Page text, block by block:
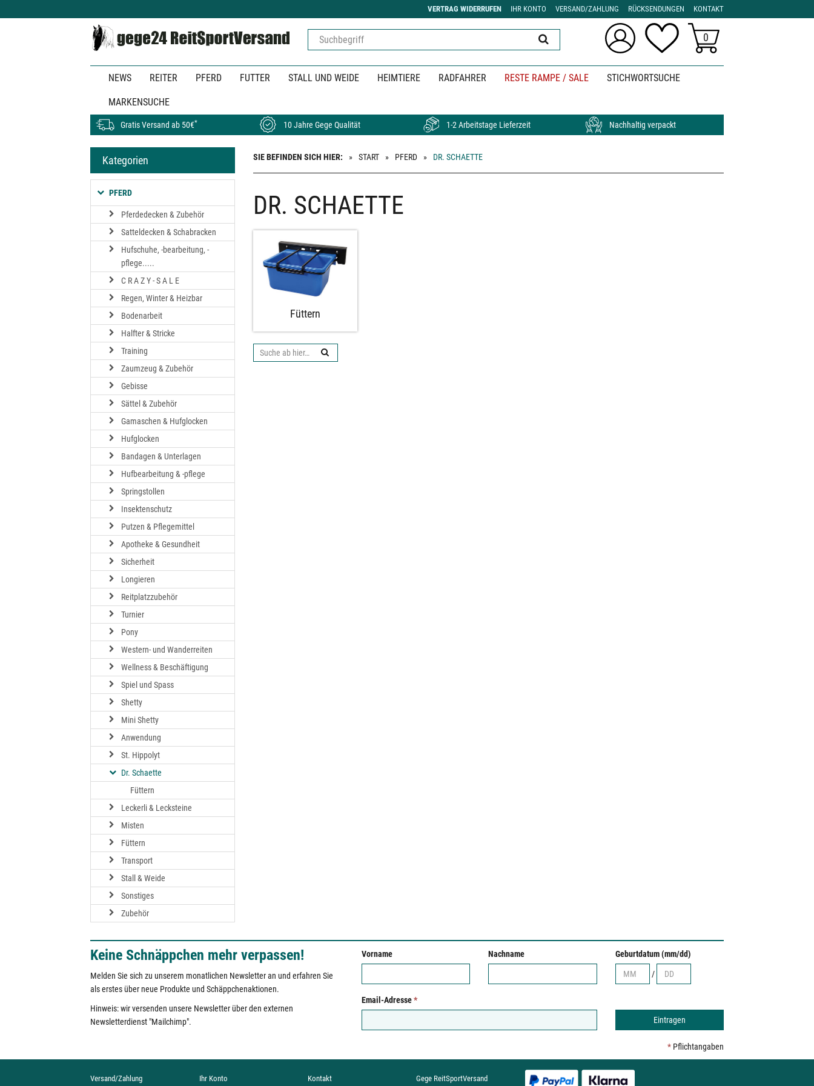
Hauptinhalt
VERTRAG WIDERRUFEN IHR KONTO VERSAND/ZAHLUNG RÜCKSENDUNGEN KONTAKT
0
NEWS REITER PFERD FUTTER STALL UND WEIDE HEIMTIERE RADFAHRER RESTE RAMPE / SALE STICHWORTSUCHE
MARKENSUCHE
Gratis Versand ab 50€* 10 Jahre Gege Qualität 1-2 Arbeitstage Lieferzeit Nachhaltig verpackt
SIE BEFINDEN SICH HIER: START PFERD DR. SCHAETTE
DR. SCHAETTE
Füttern
Suche
Kategorien
PFERD
Pferdedecken & Zubehör
Satteldecken & Schabracken
Hufschuhe, -bearbeitung, -
pflege.....
C R A Z Y - S A L E
Regen, Winter & Heizbar
Bodenarbeit
Halfter & Stricke
Training
Zaumzeug & Zubehör
Gebisse
Sättel & Zubehör
Gamaschen & Hufglocken
Hufglocken
Bandagen & Unterlagen
Hufbearbeitung & -pflege
Springstollen
Insektenschutz
Putzen & Pflegemittel
Apotheke & Gesundheit
Sicherheit
Longieren
Reitplatzzubehör
Turnier
Pony
Western- und Wanderreiten
Wellness & Beschäftigung
Spiel und Spass
Shetty
Mini Shetty
Anwendung
St. Hippolyt
Dr. Schaette
Füttern
Leckerli & Lecksteine
Misten
Füttern
Transport
Stall & Weide
Sonstiges
Zubehör
Keine Schnäppchen mehr verpassen!
Melden Sie sich zu unserem monatlichen Newsletter an und erfahren Sie
als erstes über neue Produkte und Schäppchenaktionen.
Hinweis: wir versenden unsere Newsletter über den externen
Newsletterdienst "Mailchimp".
Vorname Nachname Geburtdatum (mm/dd)
/
Email-Adresse*
*Pflichtangaben
Versand/Zahlung Ihr Konto Kontakt Gege ReitSportVersand